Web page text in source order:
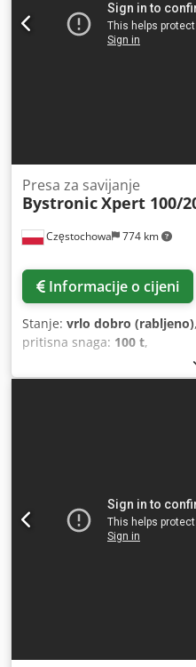
Częstochowa 774 km
Presa za savijanje
BystronicXpert 100/
Informacije o cijeni
Stanje: vrlo dobro (rabljeno)
pritisna snaga: 100 t,